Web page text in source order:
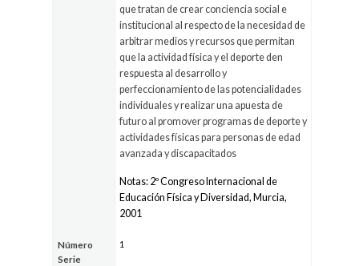
que tratan de crear conciencia social e
institucional al respecto de la necesidad de
arbitrar medios y recursos que permitan
que la actividad física y el deporte den
respuesta al desarrollo y
perfeccionamiento de las potencialidades
individuales y realizar una apuesta de
futuro al promover programas de deporte y
actividades físicas para personas de edad
avanzada y discapacitados
Notas: 2º Congreso Internacional de
Educación Física y Diversidad, Murcia,
2001
Número
Serie
1